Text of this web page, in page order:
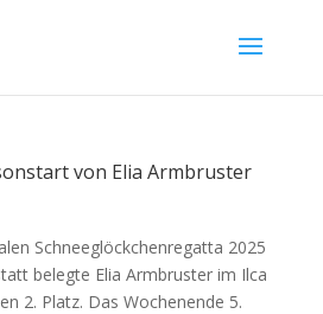
von Elia Armbruster
Schneeglöckchenregatta 2025
belegte Elia Armbruster im Ilca
2. Platz. Das Wochenende 5.